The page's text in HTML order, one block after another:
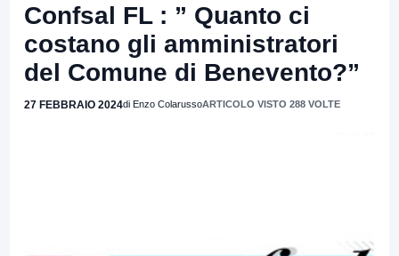
Confsal FL : ” Quanto ci
costano gli amministratori
del Comune di Benevento?”
27 FEBBRAIO 2024di Enzo ColarussoARTICOLO VISTO 288 VOLTE